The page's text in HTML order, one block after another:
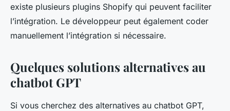
existe plusieurs plugins Shopify qui peuvent faciliter
l’intégration. Le développeur peut également coder
manuellement l’intégration si nécessaire.
Quelques solutions alternatives au
chatbot GPT
Si vous cherchez des alternatives au chatbot GPT,